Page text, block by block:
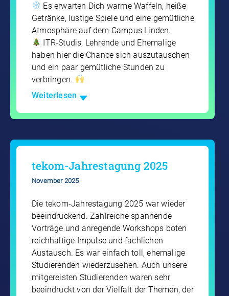
Es erwarten Dich warme Waffeln, heiße
Getränke, lustige Spiele und eine gemütliche
Atmosphäre auf dem Campus Linden.
ITR-Studis, Lehrende und Ehemalige
haben hier die Chance sich auszutauschen
und ein paar gemütliche Stunden zu
verbringen.
Weiterlesen
tekom-Jahrestagung 2025
November 2025
Die tekom-Jahrestagung 2025 war wieder
beeindruckend. Zahlreiche spannende
Vorträge und anregende Workshops boten
reichhaltige Impulse und fachlichen
Austausch. Es war einfach toll, ehemalige
Studierenden wiederzusehen. Auch unsere
mitgereisten Studierenden waren sehr
beeindruckt von der Vielfalt der Themen, der